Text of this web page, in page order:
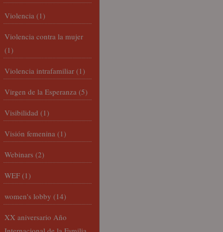
Violencia (1)
Violencia contra la mujer
(1)
Violencia intrafamiliar (1)
Virgen de la Esperanza (5)
Visibilidad (1)
Visión femenina (1)
Webinars (2)
WEF (1)
women's lobby (14)
XX aniversario Año